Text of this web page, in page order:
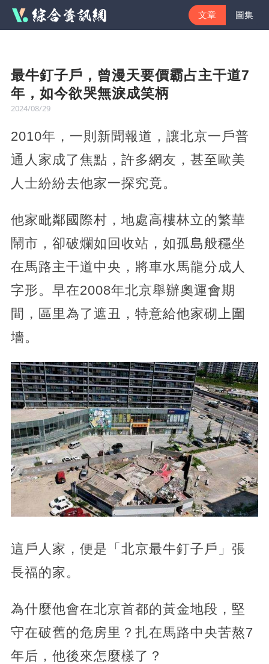
文章 圖集
最牛釘子戶，曾漫天要價霸占主干道7
年，如今欲哭無淚成笑柄
2024/08/29
2010年，一則新聞報道，讓北京一戶普
通人家成了焦點，許多網友，甚至歐美
人士紛紛去他家一探究竟。
他家毗鄰國際村，地處高樓林立的繁華
鬧市，卻破爛如回收站，如孤島般穩坐
在馬路主干道中央，將車水馬龍分成人
字形。早在2008年北京舉辦奧運會期
間，區里為了遮丑，特意給他家砌上圍
墻。
這戶人家，便是「北京最牛釘子戶」張
長福的家。
為什麼他會在北京首都的黃金地段，堅
守在破舊的危房里？扎在馬路中央苦熬7
年后，他後來怎麼樣了？